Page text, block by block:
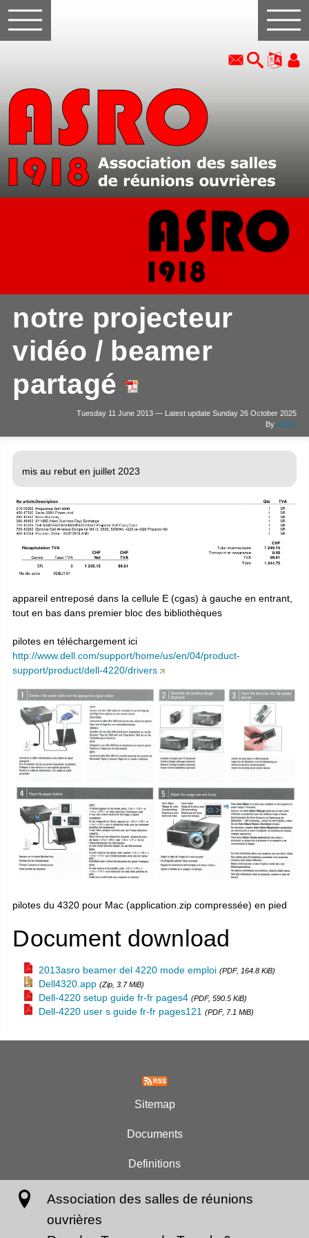
notre projecteur
vidéo / beamer
partagé
Tuesday 11 June 2013 — Latest update Sunday 26 October 2025
By admin
mis au rebut en juillet 2023
appareil entreposé dans la cellule E (cgas) à gauche en entrant,
tout en bas dans premier bloc des bibliothèques
pilotes en téléchargement ici
http://www.dell.com/support/home/us/en/04/product-
support/product/dell-4220/drivers
pilotes du 4320 pour Mac (application.zip compressée) en pied
Document download
2013asro beamer del 4220 mode emploi (PDF, 164.8 KiB)
Dell4320.app (Zip, 3.7 MiB)
Dell-4220 setup guide fr-fr pages4 (PDF, 590.5 KiB)
Dell-4220 user s guide fr-fr pages121 (PDF, 7.1 MiB)
Sitemap
Documents
Definitions
Association des salles de réunions
ouvrières